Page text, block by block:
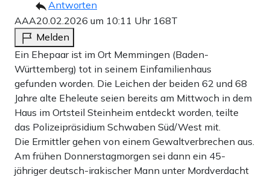
Antworten
AAA20.02.2026 um 10:11 Uhr 168T
Melden
Ein Ehepaar ist im Ort Memmingen (Baden-
Württemberg) tot in seinem Einfamilienhaus
gefunden worden. Die Leichen der beiden 62 und 68
Jahre alte Eheleute seien bereits am Mittwoch in dem
Haus im Ortsteil Steinheim entdeckt worden, teilte
das Polizeipräsidium Schwaben Süd/West mit.
Die Ermittler gehen von einem Gewaltverbrechen aus.
Am frühen Donnerstagmorgen sei dann ein 45-
jähriger deutsch-irakischer Mann unter Mordverdacht